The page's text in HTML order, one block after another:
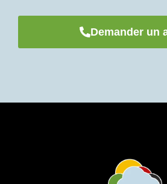
Demander un